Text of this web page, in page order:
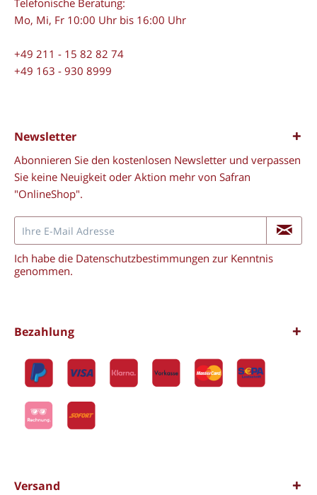
Telefonische Beratung:
Mo, Mi, Fr 10:00 Uhr bis 16:00 Uhr
+49 211 - 15 82 82 74
+49 163 - 930 8999
Newsletter
Abonnieren Sie den kostenlosen Newsletter und verpassen
Sie keine Neuigkeit oder Aktion mehr von Safran
"OnlineShop".
Ich habe die Datenschutzbestimmungen zur Kenntnis
genommen.
Bezahlung
Versand